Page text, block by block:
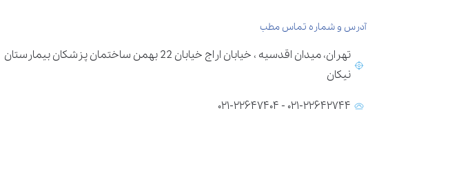
آدرس و شماره تماس مطب
تهران، میدان اقدسیه ، خیابان اراج خیابان 22 بهمن ساختمان پزشکان بیمارستان
نیکان
۰۲۱-۲۲۶۴۲۷۴۴ - ۰۲۱-۲۲۶۴۷۴۰۴